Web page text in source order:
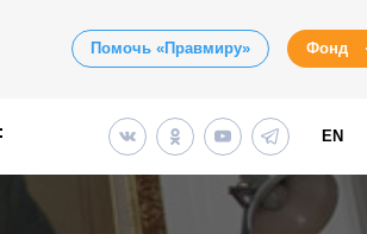
Помочь «Правмиру» Фонд
EN